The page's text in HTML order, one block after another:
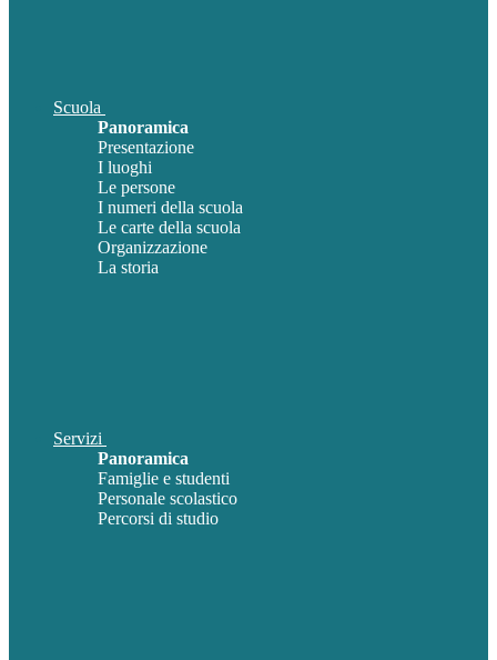
Scuola
Panoramica
Presentazione
I luoghi
Le persone
I numeri della scuola
Le carte della scuola
Organizzazione
La storia
Servizi
Panoramica
Famiglie e studenti
Personale scolastico
Percorsi di studio